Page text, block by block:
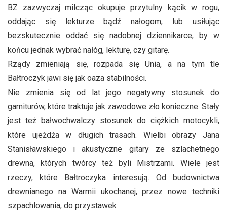
BZ zazwyczaj milcząc okupuje przytulny kącik w rogu,
oddając się lekturze bądź nałogom, lub usiłując
bezskutecznie oddać się nadobnej dziennikarce, by w
końcu jednak wybrać nałóg, lekturę, czy gitarę.
Rządy zmieniają się, rozpada się Unia, a na tym tle
Bałtroczyk jawi się jak oaza stabilności.
Nie zmienia się od lat jego negatywny stosunek do
garniturów, które traktuje jak zawodowe zło konieczne. Stały
jest też bałwochwalczy stosunek do ciężkich motocykli,
które ujeżdża w długich trasach. Wielbi obrazy Jana
Stanisławskiego i akustyczne gitary ze szlachetnego
drewna, których twórcy też byli Mistrzami. Wiele jest
rzeczy, które Bałtroczyka interesują. Od budownictwa
drewnianego na Warmii ukochanej, przez nowe techniki
szpachlowania, do przystawek